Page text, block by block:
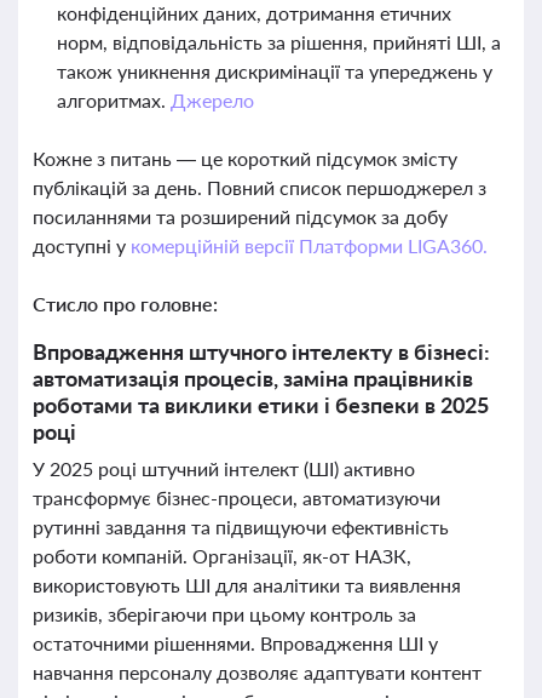
конфіденційних даних, дотримання етичних
норм, відповідальність за рішення, прийняті ШІ, а
також уникнення дискримінації та упереджень у
алгоритмах. Джерело
Кожне з питань — це короткий підсумок змісту
публікацій за день. Повний список першоджерел з
посиланнями та розширений підсумок за добу
доступні у комерційній версії Платформи LIGA360.
Стисло про головне:
Впровадження штучного інтелекту в бізнесі:
автоматизація процесів, заміна працівників
роботами та виклики етики і безпеки в 2025
році
У 2025 році штучний інтелект (ШІ) активно
трансформує бізнес-процеси, автоматизуючи
рутинні завдання та підвищуючи ефективність
роботи компаній. Організації, як-от НАЗК,
використовують ШІ для аналітики та виявлення
ризиків, зберігаючи при цьому контроль за
остаточними рішеннями. Впровадження ШІ у
навчання персоналу дозволяє адаптувати контент